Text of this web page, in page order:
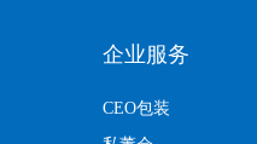
企业服务
CEO包装